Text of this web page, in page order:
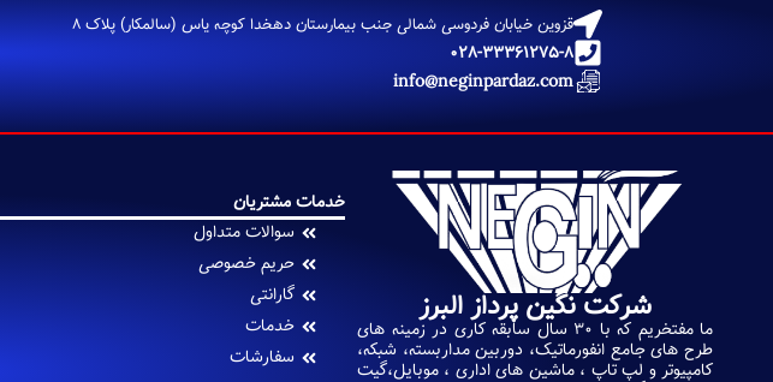
قزوین خیابان فردوسی شمالی جنب بیمارستان دهخدا کوچه یاس (سالمکار) پلاک 8
028-33361275-8
info@neginpardaz.com
شرکت نگین پرداز البرز
ما مفتخریم که با 30 سال سابقه کاری در زمینه های
طرح های جامع انفورماتیک، دوربین مداربسته، شبکه،
کامپیوتر و لپ تاپ ، ماشین های اداری ، موبایل،گیت
خدمات مشتریان
سوالات متداول
حریم خصوصی
گارانتی
خدمات
سفارشات